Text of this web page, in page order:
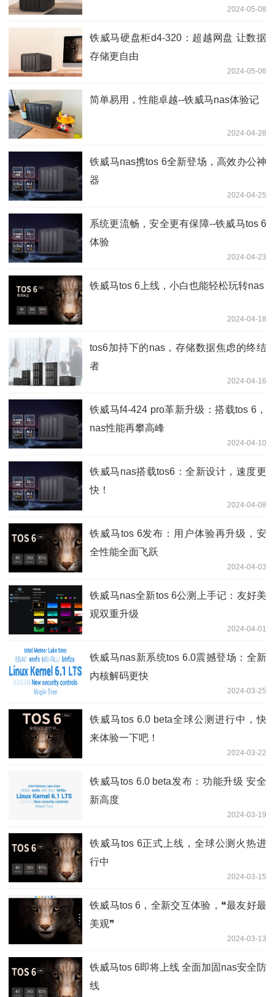
2024-05-08
铁威马硬盘柜d4-320：超越网盘 让数据
存储更自由
2024-05-06
简单易用，性能卓越--铁威马nas体验记
2024-04-28
铁威马nas携tos 6全新登场，高效办公神
器
2024-04-25
系统更流畅，安全更有保障--铁威马tos 6
体验
2024-04-23
铁威马tos 6上线，小白也能轻松玩转nas
2024-04-18
tos6加持下的nas，存储数据焦虑的终结
者
2024-04-16
铁威马f4-424 pro革新升级：搭载tos 6，
nas性能再攀高峰
2024-04-10
铁威马nas搭载tos6：全新设计，速度更
快！
2024-04-08
铁威马tos 6发布：用户体验再升级，安
全性能全面飞跃
2024-04-03
铁威马nas全新tos 6公测上手记：友好美
观双重升级
2024-04-01
铁威马nas新系统tos 6.0震撼登场：全新
内核解码更快
2024-03-25
铁威马tos 6.0 beta全球公测进行中，快
来体验一下吧！
2024-03-22
铁威马tos 6.0 beta发布：功能升级 安全
新高度
2024-03-19
铁威马tos 6正式上线，全球公测火热进
行中
2024-03-15
铁威马tos 6，全新交互体验，❝最友好最
美观❞
2024-03-13
铁威马tos 6即将上线 全面加固nas安全防
线